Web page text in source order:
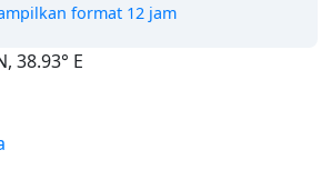
format 12 jam
38.93° E